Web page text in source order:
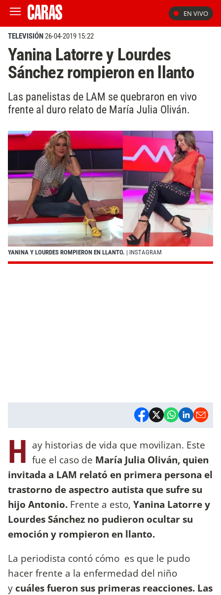
EN VIVO
TELEVISIÓN26-04-2019 15:22
Yanina Latorre y Lourdes
Sánchez rompieron en llanto
Las panelistas de LAM se quebraron en vivo
frente al duro relato de María Julia Oliván.
YANINA Y LOURDES ROMPIERON EN LLANTO. | INSTAGRAM
H ay historias de vida que movilizan. Este
fue el caso de María Julia Oliván, quien
invitada a LAM relató en primera persona el
trastorno de aspectro autista que sufre su
hijo Antonio. Frente a esto, Yanina Latorre y
Lourdes Sánchez no pudieron ocultar su
emoción y rompieron en llanto.
La periodista contó cómo es que le pudo
hacer frente a la enfermedad del niño
y cuáles fueron sus primeras reacciones. Las